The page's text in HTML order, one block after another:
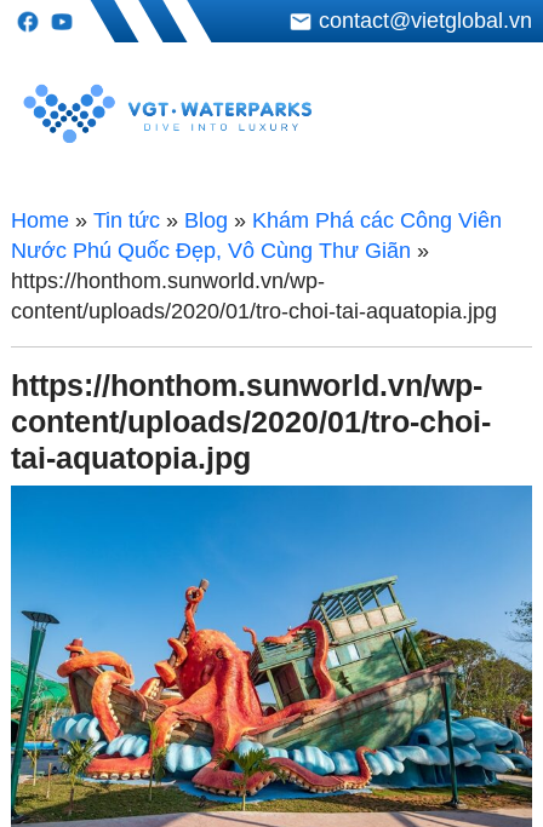
contact@vietglobal.vn
Home» Tin tức» Blog » Khám Phá các Công Viên
Nước Phú Quốc Đẹp, Vô Cùng Thư Giãn »
https://honthom.sunworld.vn/wp-
content/uploads/2020/01/tro-choi-tai-aquatopia.jpg
https://honthom.sunworld.vn/wp-
content/uploads/2020/01/tro-choi-
tai-aquatopia.jpg